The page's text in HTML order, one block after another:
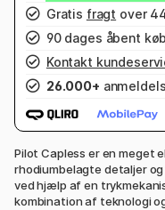
Gratis fragt over
90 dages åbent
Kontakt
26.000+
Pilot Capless er en meget
rhodiumbelagte detaljer
ved hjælp af en
kombination af teknologi